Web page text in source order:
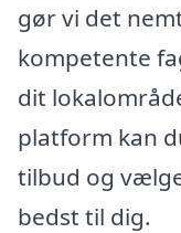
gør vi det
kompetente
dit
platform kan
tilbud og
bedst til dig.